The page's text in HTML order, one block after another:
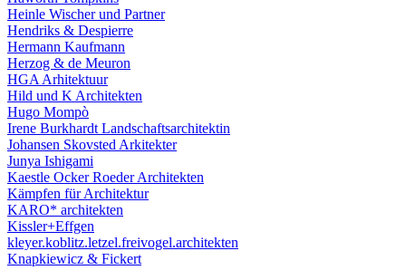
Heinle Wischer und Partner
Hendriks & Despierre
Hermann Kaufmann
Herzog & de Meuron
HGA Arhitektuur
Hild und K Architekten
Hugo Mompò
Irene Burkhardt Landschaftsarchitektin
Johansen Skovsted Arkitekter
Junya Ishigami
Kaestle Ocker Roeder Architekten
Kämpfen für Architektur
KARO* architekten
Kissler+Effgen
kleyer.koblitz.letzel.freivogel.architekten
Knapkiewicz & Fickert